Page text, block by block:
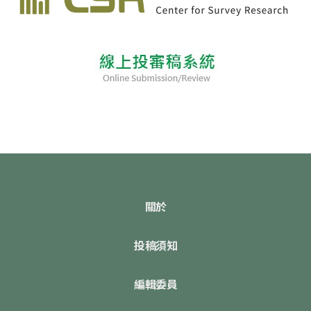
關於
投稿須知
編輯委員